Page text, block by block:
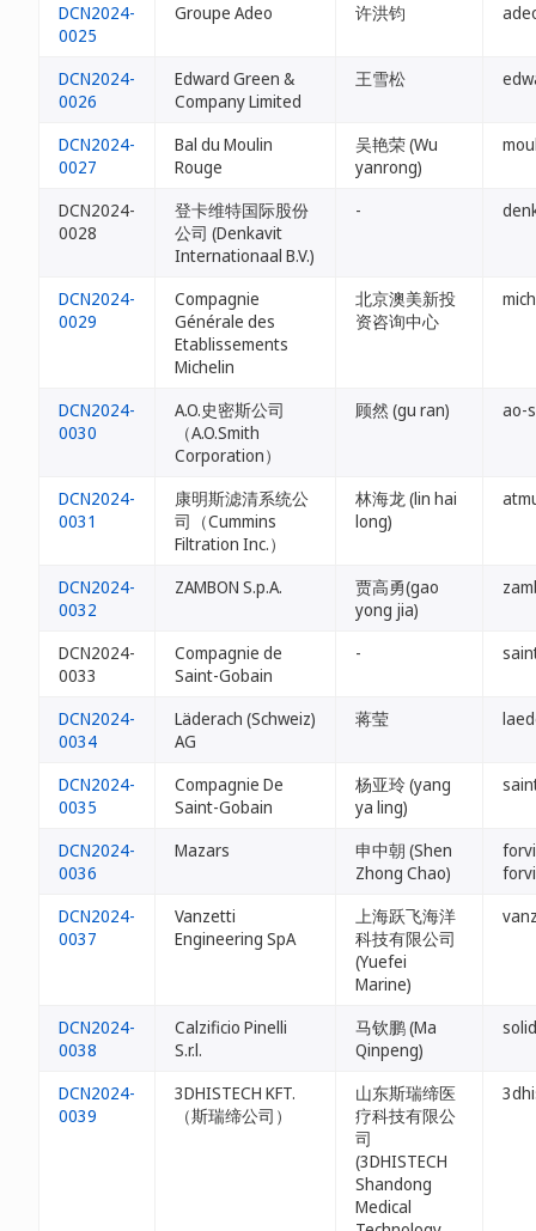
DCN2024-
0025
Groupe Adeo 许洪钧
DCN2024-
0026
Edward Green &
Company Limited
王雪松
DCN2024-
0027
Bal du Moulin
Rouge
吴艳荣 (Wu
yanrong)
DCN2024-
0028
登卡维特国际股份
公司 (Denkavit
Internationaal B.V.)
-
DCN2024-
0029
Compagnie
Générale des
Etablissements
Michelin
北京澳美新投
资咨询中心
DCN2024-
0030
A.O.史密斯公司
（A.O.Smith
Corporation）
顾然 (gu ran) ao-
DCN2024-
0031
康明斯滤清系统公
司（Cummins
Filtration Inc.）
林海龙 (lin hai
long)
DCN2024-
0032
ZAMBON S.p.A.
贾高勇(gao
yong jia)
DCN2024-
0033
Compagnie de
Saint-Gobain
-
DCN2024-
0034
Läderach (Schweiz)
AG
蒋莹
DCN2024-
0035
Compagnie De
Saint-Gobain
杨亚玲 (yang
ya ling)
DCN2024-
0036
Mazars
申中朝 (Shen
Zhong Chao)
DCN2024-
0037
Vanzetti
Engineering SpA
上海跃飞海洋
科技有限公司
(Yuefei
Marine)
DCN2024-
0038
Calzificio Pinelli
S.r.l.
马钦鹏 (Ma
Qinpeng)
DCN2024-
0039
3DHISTECH KFT.
（斯瑞缔公司）
山东斯瑞缔医
疗科技有限公
司
(3DHISTECH
Shandong
Medical